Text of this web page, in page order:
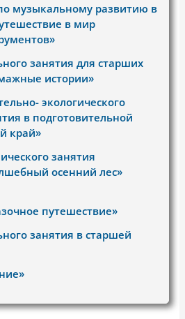
музыкальному развитию в
в мир
занятия для старших
истории»
экологического
в подготовительной
край»
занятия
осенний лес»
путешествие»
занятия в старшей